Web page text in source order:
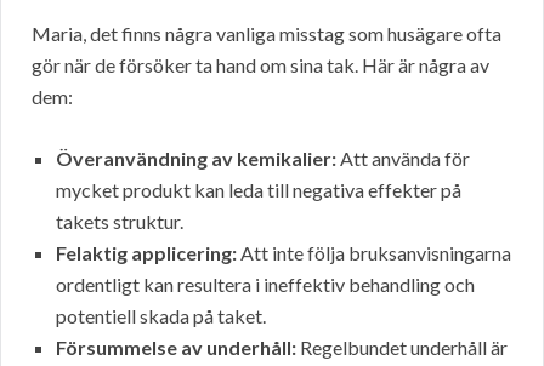
Maria, det finns några vanliga misstag som husägare ofta
gör när de försöker ta hand om sina tak. Här är några av
dem:
Överanvändning av kemikalier:Att använda för
mycket produkt kan leda till negativa effekter på
takets struktur.
Felaktig applicering:Att inte följa bruksanvisningarna
ordentligt kan resultera i ineffektiv behandling och
potentiell skada på taket.
Försummelse av underhåll: Regelbundet underhåll är